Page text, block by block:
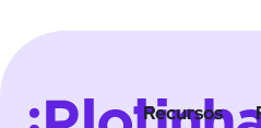
Recursos